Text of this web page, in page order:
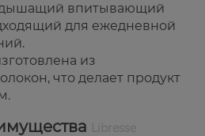
впитывающий
для ежедневной
из
что делает продукт